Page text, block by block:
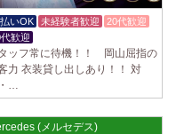
げるだけでなく、高待遇や手
活用ください♪ 指名…
ラピストさん大募集！ 営業時
いOK 未経験者歓迎
20代歓迎
歓迎
ッフ常に待機！！ 岡山屈指の
力 衣装貸し出しあり！！ 対
…
(メルセデス)